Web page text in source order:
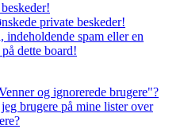
private beskeder!
indeholdende spam eller en
dette board!
og ignorerede brugere"?
brugere på mine lister over